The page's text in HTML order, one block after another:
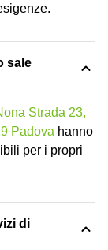
sale
Strada 23,
Padova hanno
per i propri
di